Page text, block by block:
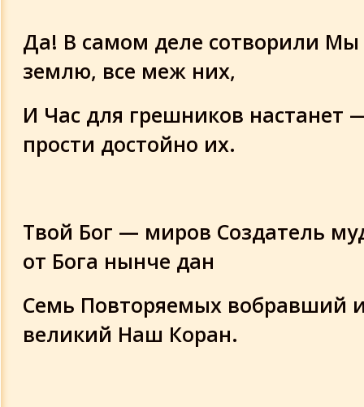
Да! В самом деле сотворили Мы
землю, все меж них,
И Час для грешников настанет
прости достойно их.
Твой Бог — миров Создатель
от Бога нынче дан
Семь Повторяемых вобравший
великий Наш Коран.